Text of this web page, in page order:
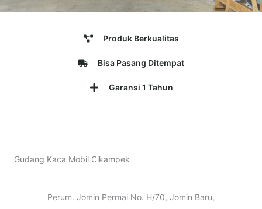
Produk Berkualitas
Bisa Pasang Ditempat
Garansi 1 Tahun
Gudang Kaca Mobil Cikampek
Perum. Jomin Permai No. H/70, Jomin Baru,